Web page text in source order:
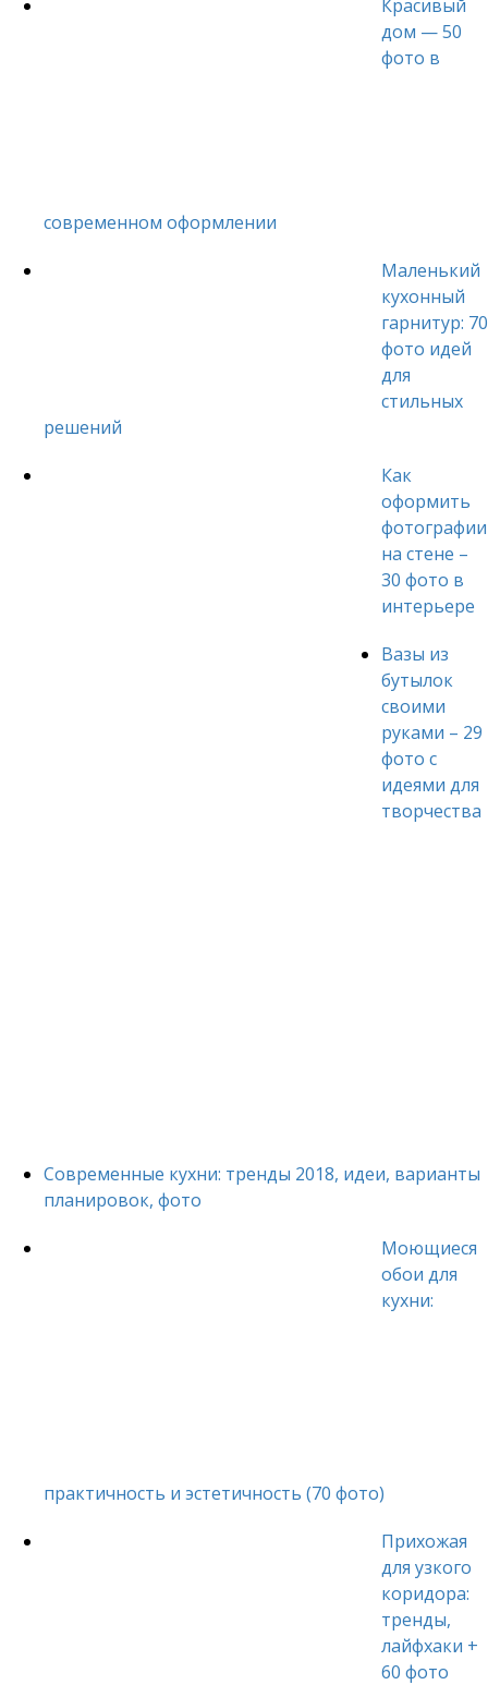
Красивый
дом — 50
фото в
современном оформлении
Маленький
кухонный
гарнитур: 70
фото идей
для
стильных
решений
Как
оформить
фотографии
на стене –
30 фото в
интерьере
Вазы из
бутылок
своими
руками – 29
фото с
идеями для
творчества
Современные кухни: тренды 2018, идеи, варианты
планировок, фото
Моющиеся
обои для
кухни:
практичность и эстетичность (70 фото)
Прихожая
для узкого
коридора:
тренды,
лайфхаки +
60 фото